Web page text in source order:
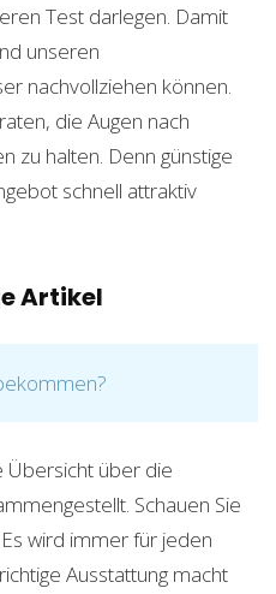
Test darlegen. Damit
unseren
nachvollziehen können.
die Augen nach
zu halten. Denn günstige
schnell attraktiv
Artikel
Übersicht über die
Schauen Sie
wird immer für jeden
Ausstattung macht